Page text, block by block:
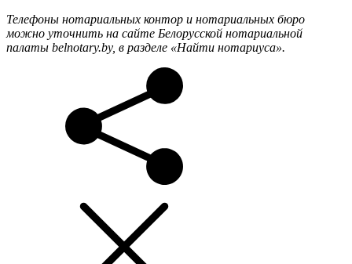
Телефоны нотариальных контор и нотариальных бюро
можно уточнить на сайте Белорусской нотариальной
палаты belnotary.by, в разделе «Найти нотариуса».